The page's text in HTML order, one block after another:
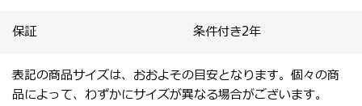
保証 条件付き2年
表記の商品サイズは、おおよその目安となります。個々の商
品によって、わずかにサイズが異なる場合がございます。